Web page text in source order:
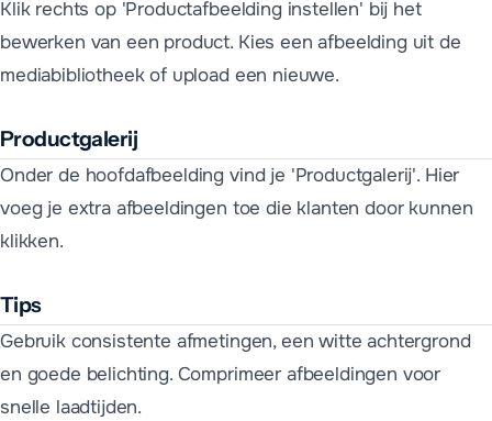
Klik rechts op 'Productafbeelding instellen' bij het
bewerken van een product. Kies een afbeelding uit de
mediabibliotheek of upload een nieuwe.
Productgalerij
Onder de hoofdafbeelding vind je 'Productgalerij'. Hier
voeg je extra afbeeldingen toe die klanten door kunnen
klikken.
Tips
Gebruik consistente afmetingen, een witte achtergrond
en goede belichting. Comprimeer afbeeldingen voor
snelle laadtijden.